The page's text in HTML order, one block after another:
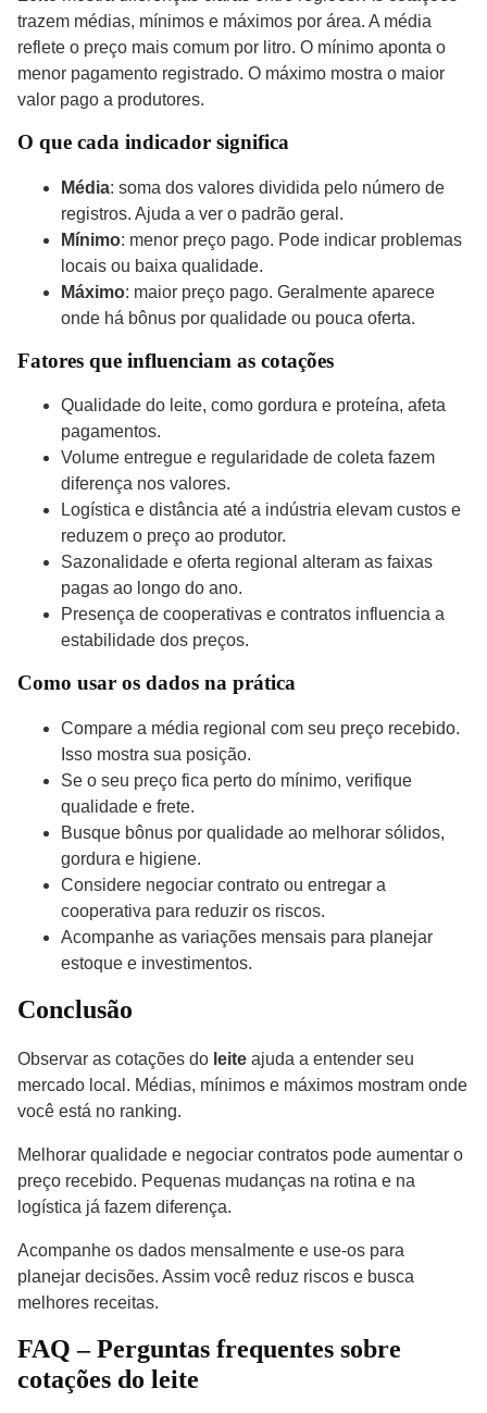
trazem médias, mínimos e máximos por área. A média
reflete o preço mais comum por litro. O mínimo aponta o
menor pagamento registrado. O máximo mostra o maior
valor pago a produtores.
O que cada indicador significa
Média: soma dos valores dividida pelo número de
registros. Ajuda a ver o padrão geral.
Mínimo: menor preço pago. Pode indicar problemas
locais ou baixa qualidade.
Máximo: maior preço pago. Geralmente aparece
onde há bônus por qualidade ou pouca oferta.
Fatores que influenciam as cotações
Qualidade do leite, como gordura e proteína, afeta
pagamentos.
Volume entregue e regularidade de coleta fazem
diferença nos valores.
Logística e distância até a indústria elevam custos e
reduzem o preço ao produtor.
Sazonalidade e oferta regional alteram as faixas
pagas ao longo do ano.
Presença de cooperativas e contratos influencia a
estabilidade dos preços.
Como usar os dados na prática
Compare a média regional com seu preço recebido.
Isso mostra sua posição.
Se o seu preço fica perto do mínimo, verifique
qualidade e frete.
Busque bônus por qualidade ao melhorar sólidos,
gordura e higiene.
Considere negociar contrato ou entregar a
cooperativa para reduzir os riscos.
Acompanhe as variações mensais para planejar
estoque e investimentos.
Conclusão
Observar as cotações do leite ajuda a entender seu
mercado local. Médias, mínimos e máximos mostram onde
você está no ranking.
Melhorar qualidade e negociar contratos pode aumentar o
preço recebido. Pequenas mudanças na rotina e na
logística já fazem diferença.
Acompanhe os dados mensalmente e use-os para
planejar decisões. Assim você reduz riscos e busca
melhores receitas.
FAQ – Perguntas frequentes sobre
cotações do leite